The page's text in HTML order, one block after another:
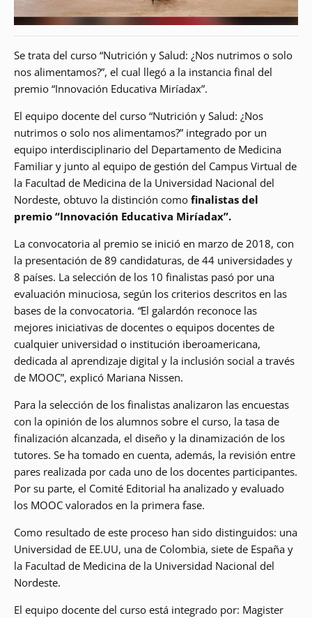
Se trata del curso “Nutrición y Salud: ¿Nos nutrimos o solo
nos alimentamos?”, el cual llegó a la instancia final del
premio “Innovación Educativa Miríadax”.
El equipo docente del curso “Nutrición y Salud: ¿Nos
nutrimos o solo nos alimentamos?” integrado por un
equipo interdisciplinario del Departamento de Medicina
Familiar y junto al equipo de gestión del Campus Virtual de
la Facultad de Medicina de la Universidad Nacional del
Nordeste, obtuvo la distinción como finalistas del
premio “Innovación Educativa Miríadax”.
La convocatoria al premio se inició en marzo de 2018, con
la presentación de 89 candidaturas, de 44 universidades y
8 países. La selección de los 10 finalistas pasó por una
evaluación minuciosa, según los criterios descritos en las
bases de la convocatoria. “El galardón reconoce las
mejores iniciativas de docentes o equipos docentes de
cualquier universidad o institución iberoamericana,
dedicada al aprendizaje digital y la inclusión social a través
de MOOC”, explicó Mariana Nissen.
Para la selección de los finalistas analizaron las encuestas
con la opinión de los alumnos sobre el curso, la tasa de
finalización alcanzada, el diseño y la dinamización de los
tutores. Se ha tomado en cuenta, además, la revisión entre
pares realizada por cada uno de los docentes participantes.
Por su parte, el Comité Editorial ha analizado y evaluado
los MOOC valorados en la primera fase.
Como resultado de este proceso han sido distinguidos: una
Universidad de EE.UU, una de Colombia, siete de España y
la Facultad de Medicina de la Universidad Nacional del
Nordeste.
El equipo docente del curso está integrado por: Magister